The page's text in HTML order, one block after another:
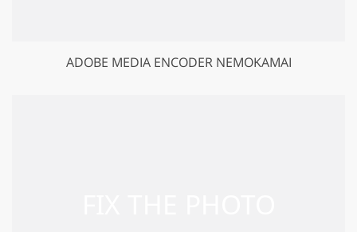
ADOBE MEDIA ENCODER NEMOKAMAI